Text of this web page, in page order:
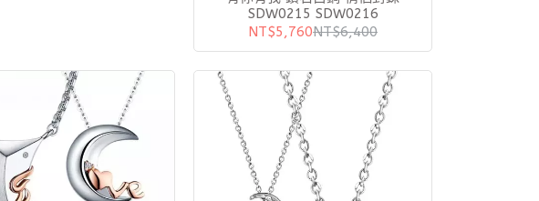
SDW0215 SDW0216
NT$5,760NT$6,400